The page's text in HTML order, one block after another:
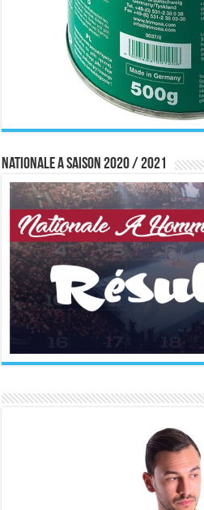
Nationale A saison 2020 / 2021